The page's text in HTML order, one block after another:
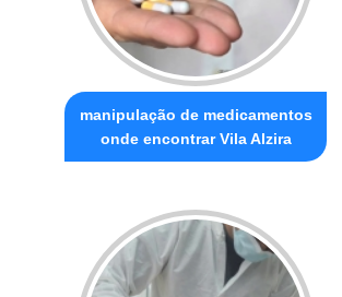
manipulação de medicamentos
onde encontrar Vila Alzira